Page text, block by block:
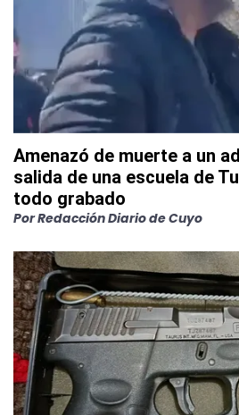
Amenazó de muerte a un
salida de una escuela de
todo grabado
PorRedacción Diario de Cuyo